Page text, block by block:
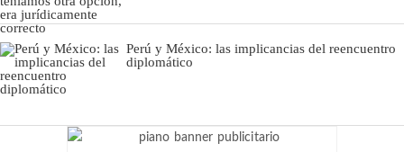
Perú y México: las implicancias del reencuentro
diplomático